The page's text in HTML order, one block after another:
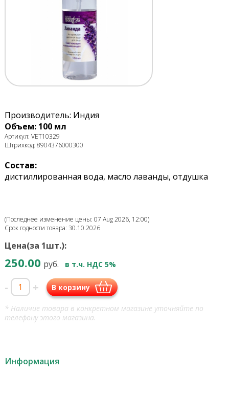
Производитель: Индия
Объем: 100 мл
Артикул: VET10329
Штрихкод: 8904376000300
Состав:
дистиллированная вода, масло лаванды, отдушка
(Последнее изменение цены: 07 Aug 2026, 12:00)
Срок годности товара: 30.10.2026
Цена(за 1шт.):
250.00 руб. в т.ч. НДС 5%
- + В корзину
* Наличие товара в конкретном магазине уточняйте по
телефону этого магазина.
Информация